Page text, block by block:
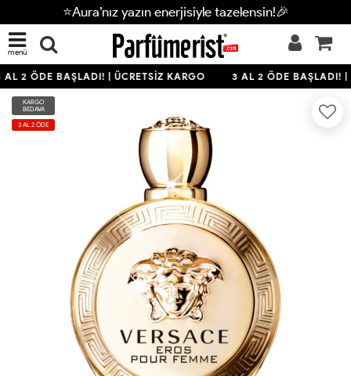
⭐Aura’nız yazın enerjisiyle tazelensin!🎉
menü
2 ÖDE BAŞLADI! | ÜCRETSİZ KARGO 3 AL 2 ÖDE BAŞLADI! |
KARGO
BEDAVA
3 AL 2 ÖDE